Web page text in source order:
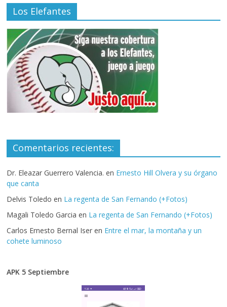
Los Elefantes
Comentarios recientes:
Dr. Eleazar Guerrero Valencia. en Ernesto Hill Olvera y su órgano
que canta
Delvis Toledo en La regenta de San Fernando (+Fotos)
Magali Toledo Garcia en La regenta de San Fernando (+Fotos)
Carlos Ernesto Bernal Iser en Entre el mar, la montaña y un
cohete luminoso
APK 5 Septiembre